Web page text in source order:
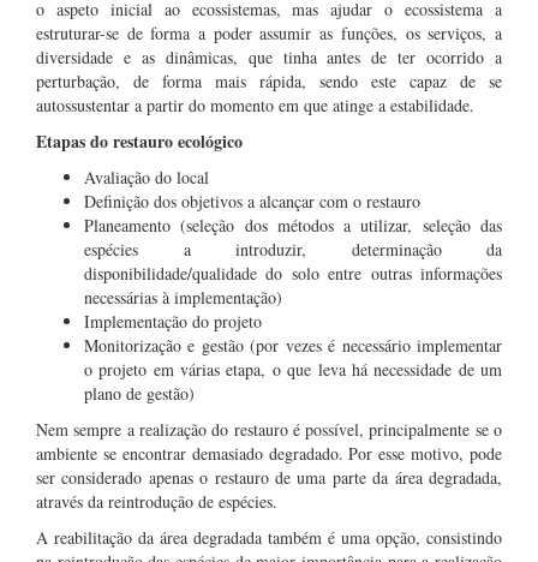
o aspeto inicial ao ecossistemas, mas ajudar o ecossistema a
estruturar-se de forma a poder assumir as funções, os serviços, a
diversidade e as dinâmicas, que tinha antes de ter ocorrido a
perturbação, de forma mais rápida, sendo este capaz de se
autossustentar a partir do momento em que atinge a estabilidade.
Etapas do restauro ecológico
Avaliação do local
Definição dos objetivos a alcançar com o restauro
Planeamento (seleção dos métodos a utilizar, seleção das
espécies a introduzir, determinação da
disponibilidade/qualidade do solo entre outras informações
necessárias à implementação)
Implementação do projeto
Monitorização e gestão (por vezes é necessário implementar
o projeto em várias etapa, o que leva há necessidade de um
plano de gestão)
Nem sempre a realização do restauro é possível, principalmente se o
ambiente se encontrar demasiado degradado. Por esse motivo, pode
ser considerado apenas o restauro de uma parte da área degradada,
através da reintrodução de espécies.
A reabilitação da área degradada também é uma opção, consistindo